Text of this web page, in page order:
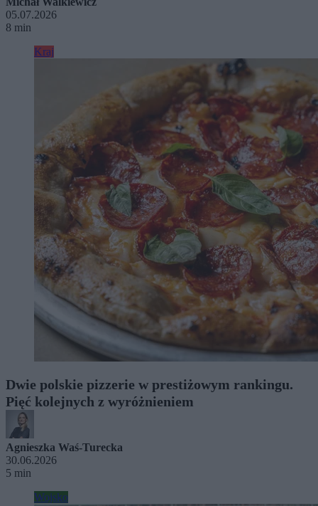
05.07.2026
8 min
Kraj
Dwie polskie pizzerie w prestiżowym rankingu.
Pięć kolejnych z wyróżnieniem
Agnieszka Waś-Turecka
30.06.2026
5 min
Wojsko